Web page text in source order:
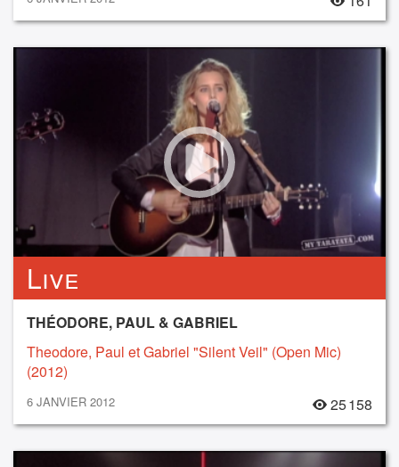
Live
THÉODORE, PAUL & GABRIEL
Theodore, Paul et Gabriel "Silent Veil" (Open Mic)
(2012)
6 JANVIER 2012 25 158